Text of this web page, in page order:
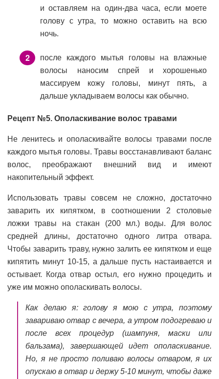
и оставляем на один-два часа, если моете
голову с утра, то можно оставить на всю
ночь.
после каждого мытья головы на влажные
волосы наносим спрей и хорошенько
массируем кожу головы, минут пять, а
дальше укладываем волосы как обычно.
Рецепт №5. Ополаскивание волос травами
Не ленитесь и ополаскивайте волосы травами после
каждого мытья головы. Травы восстанавливают баланс
волос, преображают внешний вид и имеют
накопительный эффект.
Использовать травы совсем не сложно, достаточно
заварить их кипятком, в соотношении 2 столовые
ложки травы на стакан (200 мл.) воды. Для волос
средней длины, достаточно одного литра отвара.
Чтобы заварить траву, нужно залить ее кипятком и еще
кипятить минут 10-15, а дальше пусть настаивается и
остывает. Когда отвар остыл, его нужно процедить и
уже им можно ополаскивать волосы.
Как делаю я: голову я мою с утра, поэтому
завариваю отвар с вечера, а утром подогреваю и
после всех процедур (шампуня, маски или
бальзама), завершающей идет ополаскивание.
Но, я не просто поливаю волосы отваром, я их
опускаю в отвар и держу 5-10 минут, чтобы даже